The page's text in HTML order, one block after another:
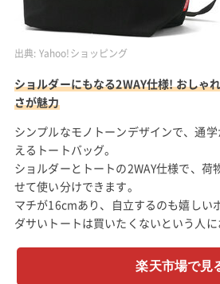
出典: Yahoo!ショッピング
ショルダーにもなる2WAY仕様! おしゃ
さが魅力
シンプルなモノトーンデザインで、通
えるトートバッグ。
ショルダーとトートの2WAY仕様で、荷
せて使い分けできます。
マチが16cmあり、自立するのも嬉しい
ダサいトートは買いたくないという人に
楽天市場で見